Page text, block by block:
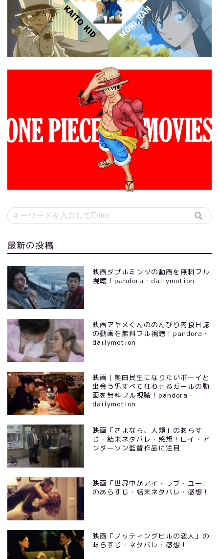
最新の投稿
映画ダブルミンツの動画を無料フル
視聴！pandora・dailymotion
映画アヤメくんののんびり肉食日誌
の動画を無料フル視聴！pandora・
dailymotion
映画｜奥田民生になりたいボーイと
出会う男すべて狂わせるガールの動
画を無料フル視聴！pandora・
dailymotion
映画「さよなら、人類」のあらす
じ・結末ネタバレ・感想！ロイ・ア
ンダーソン監督作品に注目
映画「世界中がアイ・ラブ・ユー」
のあらすじ・結末ネタバレ・感想！
映画「ノッティングヒルの恋人」の
あらすじ・ネタバレ・感想！